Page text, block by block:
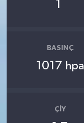
1
BASINÇ
1017 hpa
ÇIY